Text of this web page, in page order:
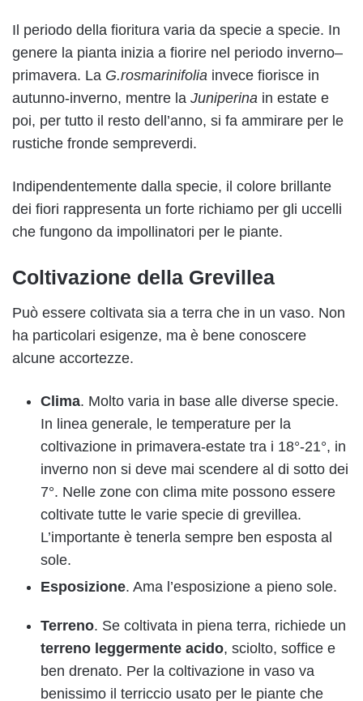
Il periodo della fioritura varia da specie a specie. In
genere la pianta inizia a fiorire nel periodo inverno–
primavera. La G.rosmarinifolia invece fiorisce in
autunno-inverno, mentre la Juniperina in estate e
poi, per tutto il resto dell’anno, si fa ammirare per le
rustiche fronde sempreverdi.
Indipendentemente dalla specie, il colore brillante
dei fiori rappresenta un forte richiamo per gli uccelli
che fungono da impollinatori per le piante.
Coltivazione della Grevillea
Può essere coltivata sia a terra che in un vaso. Non
ha particolari esigenze, ma è bene conoscere
alcune accortezze.
Clima. Molto varia in base alle diverse specie.
In linea generale, le temperature per la
coltivazione in primavera-estate tra i 18°-21°, in
inverno non si deve mai scendere al di sotto dei
7°. Nelle zone con clima mite possono essere
coltivate tutte le varie specie di grevillea.
L’importante è tenerla sempre ben esposta al
sole.
Esposizione. Ama l’esposizione a pieno sole.
Terreno. Se coltivata in piena terra, richiede un
terreno leggermente acido, sciolto, soffice e
ben drenato. Per la coltivazione in vaso va
benissimo il terriccio usato per le piante che